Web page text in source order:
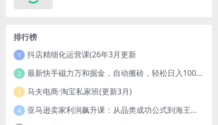
排行榜
1 抖店精细化运营课(26年3月更新
2 最新快手磁力万和掘金，自动搬砖，轻松日入100-200，操作简单
3 马夫电商·淘宝私家班(更新3月)
4 亚马逊卖家利润飙升课：从品类成功公式到海王打法，让每个SKU都成爆款一路飙升(更新26年3月